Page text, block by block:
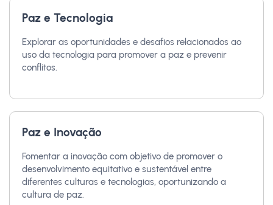
Paz e Tecnologia
Explorar as oportunidades e desafios relacionados ao
uso da tecnologia para promover a paz e prevenir
conflitos.
Paz e Inovação
Fomentar a inovação com objetivo de promover o
desenvolvimento equitativo e sustentável entre
diferentes culturas e tecnologias, oportunizando a
cultura de paz.